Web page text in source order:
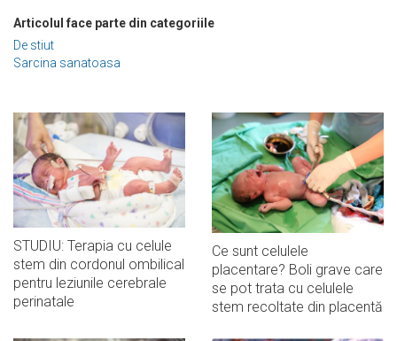
Articolul face parte din categoriile
De stiut
Sarcina sanatoasa
STUDIU: Terapia cu celule
stem din cordonul ombilical
pentru leziunile cerebrale
perinatale
Ce sunt celulele
placentare? Boli grave care
se pot trata cu celulele
stem recoltate din placentă